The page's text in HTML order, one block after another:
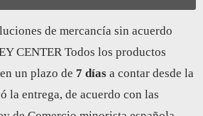
de mercancía sin acuerdo
CENTER Todos los productos
un plazo de 7 días a contar desde la
la entrega, de acuerdo con las